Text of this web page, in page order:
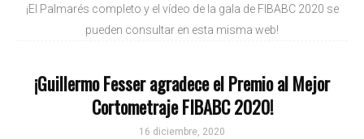
¡El Palmarés completo y el vídeo de la gala de FIBABC 2020 se
pueden consultar en esta misma web!
¡Guillermo Fesser agradece el Premio al Mejor
Cortometraje FIBABC 2020!
16 diciembre, 2020